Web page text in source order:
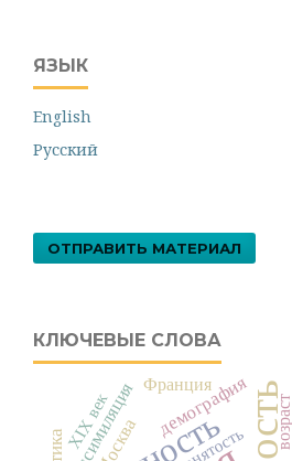
ЯЗЫК
English
Русский
ОТПРАВИТЬ МАТЕРИАЛ
КЛЮЧЕВЫЕ СЛОВА
Москва
демография
ассимиляция Франция
занятость
XIX век возраст